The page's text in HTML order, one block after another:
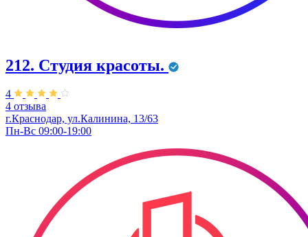
212. Студия красоты.
4
4 отзыва
г.Краснодар, ул.Калинина, 13/63
Пн-Вс 09:00-19:00